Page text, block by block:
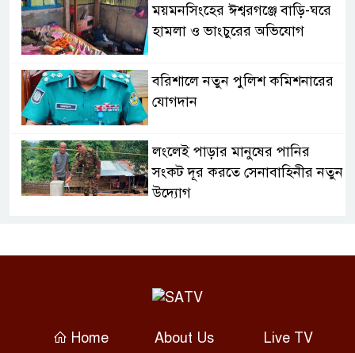
ময়মনসিংহের ঈশ্বরগঞ্জে বাড়ি-ঘরে
হামলা ও ভাংচুরের অভিযোগ
বরিশালে নতুন পুলিশ কমিশনারের
যোগদান
লংলেই পাড়ার মানুষের পানির
সংকট দূর করতে সেনাবাহিনীর নতুন
উদ্যোগ
সম্ভাবনা বিষয়ক নাগরিক সংলাপ
মহিষমারা কলেজের শিক্ষার্থীদের
Home About Us Live TV